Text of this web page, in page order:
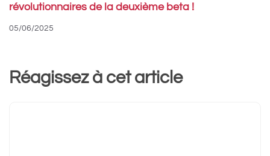
révolutionnaires de la deuxième beta !
05/06/2025
Réagissez à cet article